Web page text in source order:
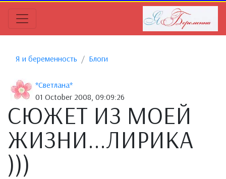
Я и беременность Блоги
*Светлана*
01 October 2008, 09:09:26
СЮЖЕТ ИЗ МОЕЙ
ЖИЗНИ...ЛИРИКА
)))